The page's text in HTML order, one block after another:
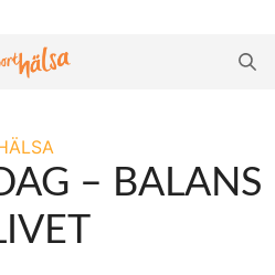
– BALANS